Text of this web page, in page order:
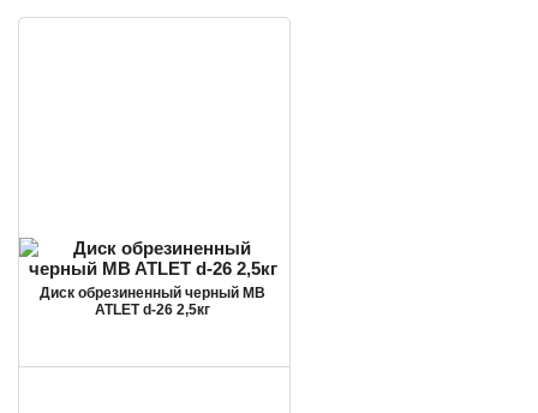
Диск обрезиненный черный MB
ATLET d-26 2,5кг